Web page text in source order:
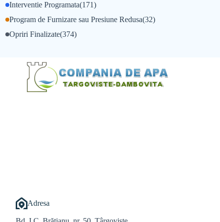
Interventie Programata(171)
Opriri Finalizate(374)
Program de Furnizare sau Presiune Redusa(32)
Adresa